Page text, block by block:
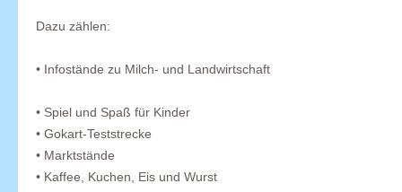
Dazu zählen:
• Infostände zu Milch- und Landwirtschaft
• Spiel und Spaß für Kinder
• Gokart-Teststrecke
• Marktstände
• Kaffee, Kuchen, Eis und Wurst